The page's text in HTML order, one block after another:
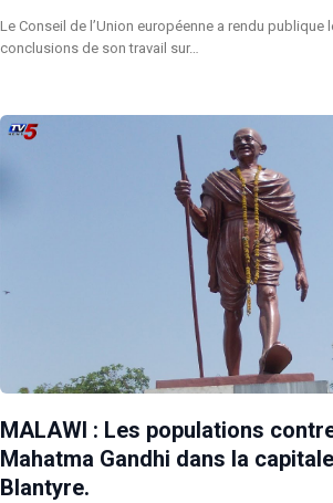
Le Conseil de l’Union européenne a rendu publique
conclusions de son travail sur…
MALAWI : Les populations
Mahatma Gandhi dans la
Blantyre.